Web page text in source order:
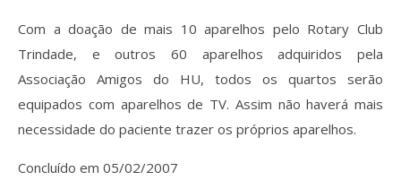
Com a doação de mais 10 aparelhos pelo Rotary Club
Trindade, e outros 60 aparelhos adquiridos pela
Associação Amigos do HU, todos os quartos serão
equipados com aparelhos de TV. Assim não haverá mais
necessidade do paciente trazer os próprios aparelhos.
Concluído em 05/02/2007